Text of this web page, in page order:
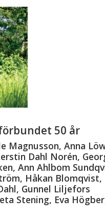
50 år
Magnusson, Anna
Dahl Norén,
Ann Ahlbom
Håkan Blomqvist,
Gunnel Liljefors
Stening, Eva